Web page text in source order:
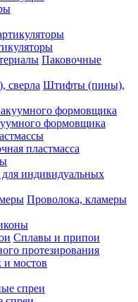
Паковочные
Штифты (пины),
формовщика
пластмасса
индивидуальных
Проволока, кламеры
Сплавы и припои
протезирования
и мостов